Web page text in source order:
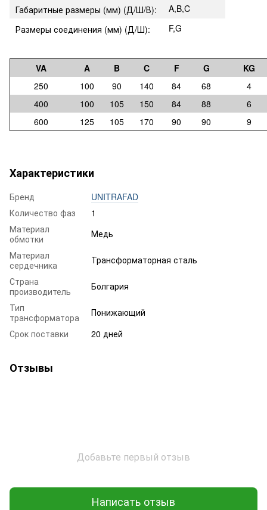
Габаритные размеры (мм) (Д/Ш/В):
A,B,C
Размеры соединения (мм) (Д/Ш):
F,G
VA A B C F G
KG
250
100 90 140 84 68
4
400
100 105 150 84 88
6
600
125 105 170 90 90 9
Характеристики
Бренд
UNITRAFAD
Количество фаз
1
Материал
обмотки
Медь
Материал
сердечника
Трансформаторная сталь
Страна
производитель
Болгария
Тип
трансформатора
Понижающий
Срок поставки
20 дней
Отзывы
Добавьте первый отзыв
Написать отзыв